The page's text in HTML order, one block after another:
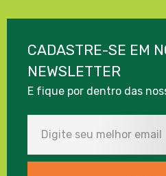
CADASTRE-SE EM
NEWSLETTER
E fique por dentro das